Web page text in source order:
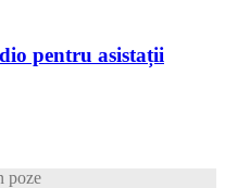
pentru asistații
poze